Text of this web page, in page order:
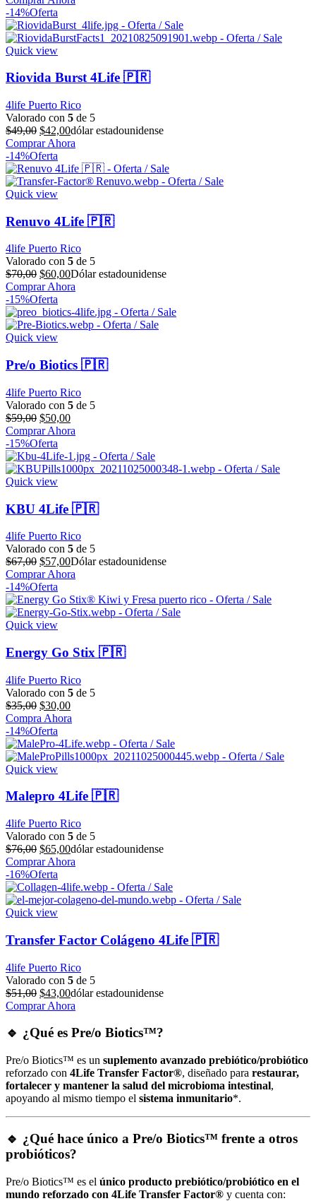
original
era:
$70,00.
es:
$60,00.
-14%Oferta
Quick view
Riovida Burst 4Life 🇵🇷
4life Puerto Rico
Valorado con 5 de 5
$49,00 El
precio
original
era:
$49,00.
$42,00El
precio
es:
$42,00.
dólar estadounidense
Comprar Ahora
-14%Oferta
Quick view
Renuvo 4Life 🇵🇷
4life Puerto Rico
Valorado con 5 de 5
$70,00 El
precio
original
era:
$70,00.
$60,00El
precio
es:
$60,00.
Dólar estadounidense
Comprar Ahora
-15%Oferta
Quick view
Pre/o Biotics 🇵🇷
4life Puerto Rico
Valorado con 5 de 5
$59,00 El
precio
original
era:
$59,00.
$50,00El
precio
es:
$50,00.
Comprar Ahora
-15%Oferta
Quick view
KBU 4Life 🇵🇷
4life Puerto Rico
Valorado con 5 de 5
$67,00 El
precio
original
era:
$67,00.
$57,00El
precio
es:
$57,00.
Dólar estadounidense
Comprar Ahora
-14%Oferta
Quick view
Energy Go Stix 🇵🇷
4life Puerto Rico
Valorado con 5 de 5
$35,00 El
precio
original
era:
$35,00.
$30,00El
precio
es:
$30,00.
Compra Ahora
-14%Oferta
Quick view
Malepro 4Life 🇵🇷
4life Puerto Rico
Valorado con 5 de 5
$76,00 El
precio
original
era:
$76,00.
$65,00El
precio
es:
$65,00.
dólar estadounidense
Comprar Ahora
-16%Oferta
Quick view
Transfer Factor Colágeno 4Life 🇵🇷
4life Puerto Rico
Valorado con 5 de 5
$51,00 El
precio
era:
$51,00.
$43,00El
precio
es:
dólar estadounidense
Comprar Ahora
🔹 ¿Qué es Pre/o Biotics™?
Pre/o Biotics™ es un suplemento avanzado prebiótico/probiótico
reforzado con 4Life Transfer Factor®, diseñado para restaurar,
fortalecer y mantener la salud del microbioma intestinal,
apoyando al mismo tiempo el sistema inmunitario*.
🔹 ¿Qué hace único a Pre/o Biotics™ frente a otros
probióticos?
Pre/o Biotics™ es el único producto prebiótico/probiótico en el
mundo reforzado con 4Life Transfer Factor® y cuenta con: